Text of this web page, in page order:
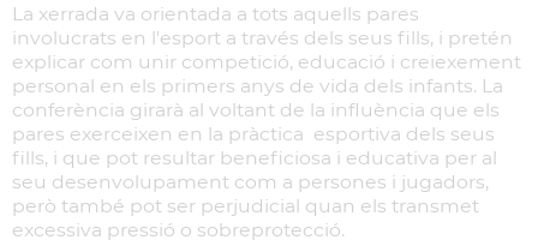
La xerrada va orientada a tots aquells pares
involucrats en l'esport a través dels seus fills, i pretén
explicar com unir competició, educació i creiexement
personal en els primers anys de vida dels infants. La
conferència girarà al voltant de la influència que els
pares exerceixen en la pràctica esportiva dels seus
fills, i que pot resultar beneficiosa i educativa per al
seu desenvolupament com a persones i jugadors,
però també pot ser perjudicial quan els transmet
excessiva pressió o sobreprotecció.